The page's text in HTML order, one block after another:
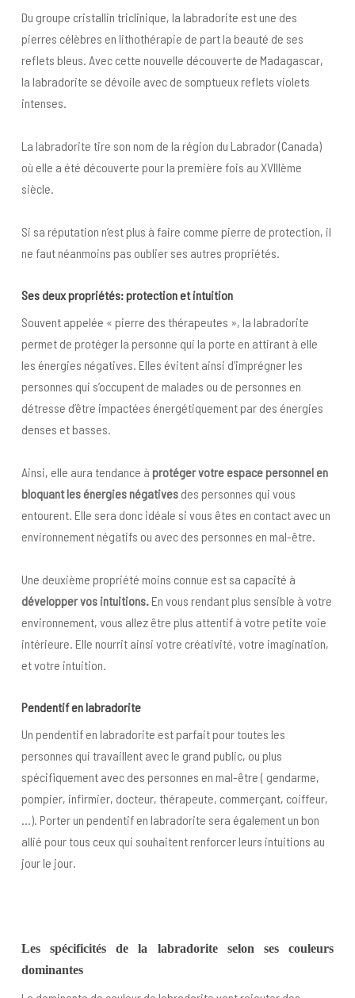
Du groupe cristallin triclinique, la labradorite est une des
pierres célèbres en lithothérapie de part la beauté de ses
reflets bleus. Avec cette nouvelle découverte de Madagascar,
la labradorite se dévoile avec de somptueux reflets violets
intenses.
La labradorite tire son nom de la région du Labrador (Canada)
où elle a été découverte pour la première fois au XVIIIème
siècle.
Si sa réputation n’est plus à faire comme pierre de protection, il
ne faut néanmoins pas oublier ses autres propriétés.
Ses deux propriétés: protection et intuition
Souvent appelée « pierre des thérapeutes », la labradorite
permet de protéger la personne qui la porte en attirant à elle
les énergies négatives. Elles évitent ainsi d’imprégner les
personnes qui s’occupent de malades ou de personnes en
détresse d’être impactées énergétiquement par des énergies
denses et basses.
Ainsi, elle aura tendance à protéger votre espace personnel en
bloquant les énergies négativesdes personnes qui vous
entourent. Elle sera donc idéale si vous êtes en contact avec un
environnement négatifs ou avec des personnes en mal-être.
Une deuxième propriété moins connue est sa capacité à
développer vos intuitions.En vous rendant plus sensible à votre
environnement, vous allez être plus attentif à votre petite voie
intérieure. Elle nourrit ainsi votre créativité, votre imagination,
et votre intuition.
Pendentif en labradorite
Un pendentif en labradorite est parfait pour toutes les
personnes qui travaillent avec le grand public, ou plus
spécifiquement avec des personnes en mal-être ( gendarme,
pompier, infirmier, docteur, thérapeute, commerçant, coiffeur,
…). Porter un pendentif en labradorite sera également un bon
allié pour tous ceux qui souhaitent renforcer leurs intuitions au
jour le jour.
Les spécificités de la labradorite selon ses couleurs
dominantes